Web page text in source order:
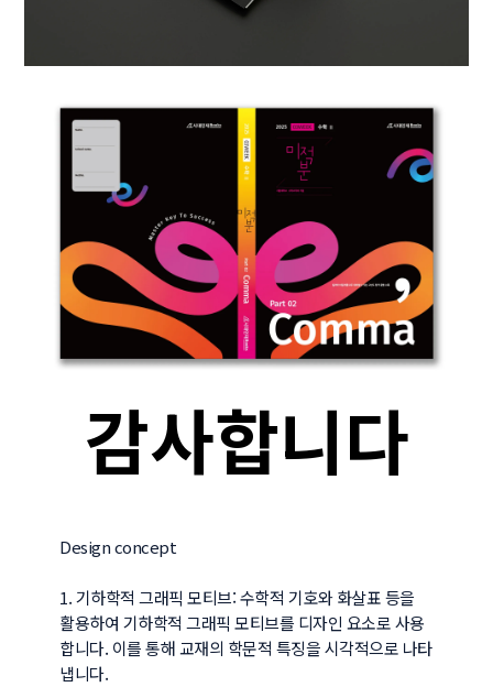
감사합니다
Design concept
1. 기하학적 그래픽 모티브: 수학적 기호와 화살표 등을
활용하여 기하학적 그래픽 모티브를 디자인 요소로 사용
합니다. 이를 통해 교재의 학문적 특징을 시각적으로 나타
냅니다.